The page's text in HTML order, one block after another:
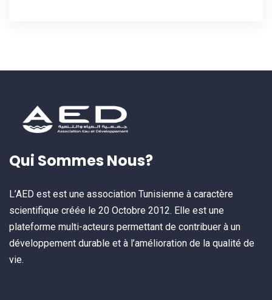
Qui Sommes Nous?
L’AED est est une association Tunisienne à caractère
scientifique créée le 20 Octobre 2012. Elle est une
plateforme multi-acteurs permettant de contribuer à un
développement durable et à l’amélioration de la qualité de
vie.